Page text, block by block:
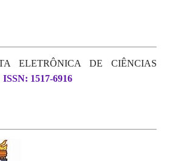
ELETRÔNICA DE CIÊNCIAS
ISSN: 1517-6916